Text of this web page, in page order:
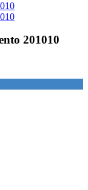
201010